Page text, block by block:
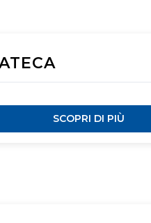
SCOPRI DI PIÙ